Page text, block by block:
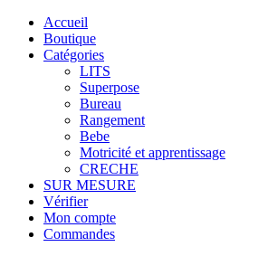
Accueil
Boutique
Catégories
LITS
Superpose
Bureau
Rangement
Bebe
Motricité et apprentissage
CRECHE
SUR MESURE
Vérifier
Mon compte
Commandes